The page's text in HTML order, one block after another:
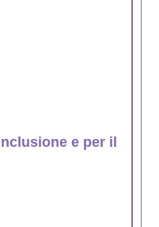
e per il